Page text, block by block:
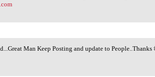
Man Keep Posting and update to